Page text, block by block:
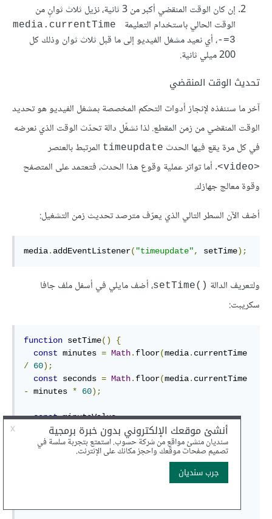
إن كان الوقت المنقضي أكبر من 3 ثانية، نزيل ثلاث ثوانٍ من
الوقت الحالي باستخدام التعليمة
media.currentTime
-=3، أي نعيد مشغل الفيديو إلى ما قبل ثلاث ثوان وذلك كل
200 ميلي ثانية.
تحديث الوقت المنقضي
آخر ما سننفذه ﻹنجاز أدوات التحكم المخصصة بمشغل الفيديو هو تحديد
الوقت المنقضي من زمن المقطع. لذا نشغّل دالة تحدّث الوقت الذي نعرضه
في كل مرة يقع فيها الحدث timeupdate المرتبط بالعنصر
<video>
. أما تواتر عملية وقوع هذا الحدث، فتعتمد على المتصفح
وقوة معالج جهازك.
أضف اﻵن السطر التالي الذي يعرّف مترصد تحديث زمن التشغيل:
media. addEventListener( "timeupdate", setTime);
ولتعريف الدالة ()setTime
، أضف مايلي في أسفل ملف جافا
سكريبت:
function setTime()
{
const minutes = Math. floor(media.
/ 60);
const seconds = Math. floor(media.
- minutes * 60);
const minuteValue =
minutes.toString().padStart (2, "0");
const secondValue =
toString (). padStart( 2, "0");